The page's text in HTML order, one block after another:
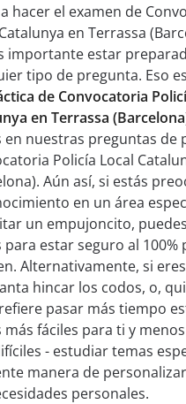
hacer el examen de
en Terrassa
importante estar
tipo de pregunta. Eso
de Convocatoria
en Terrassa
en nuestras preguntas de
Policía Local
Aún así, si estás
en un área
un empujoncito,
para estar seguro al 100%
Alternativamente, si
hincar los codos, o,
pasar más tiempo
más fáciles para ti y
- estudiar temas
manera de
personales.